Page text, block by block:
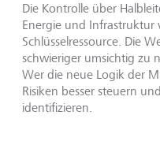
Die Kontrolle über
Energie und Infrastruktur
Schlüsselressource. Die
schwieriger umsichtig zu
Wer die neue Logik der
Risiken besser steuern
identifizieren.